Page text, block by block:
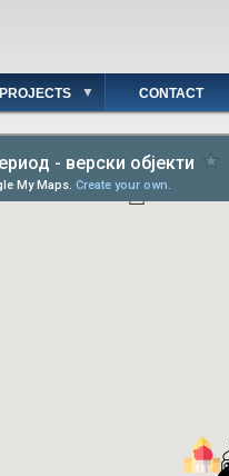
PROJECTS CONTACT